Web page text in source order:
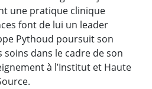
une pratique clinique
font de lui un leader
Pythoud poursuit son
dans le cadre de son
à l’Institut et Haute